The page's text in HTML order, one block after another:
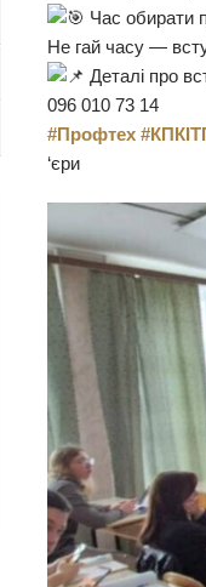
Час обирати
Не гай часу —
Деталі про
096 010 73 14
#Профтех
‘єри